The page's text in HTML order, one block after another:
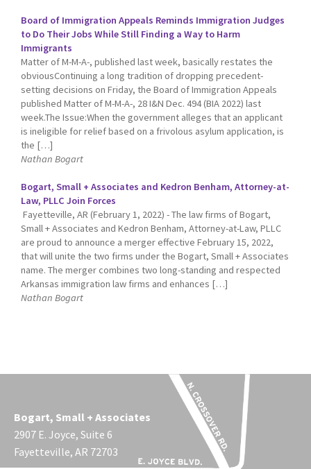
Board of Immigration Appeals Reminds Immigration Judges
to Do Their Jobs While Still Finding a Way to Harm
Immigrants
Matter of M-M-A-, published last week, basically restates the
obviousContinuing a long tradition of dropping precedent-
setting decisions on Friday, the Board of Immigration Appeals
published Matter of M-M-A-, 28 I&N Dec. 494 (BIA 2022) last
week.The Issue:When the government alleges that an applicant
is ineligible for relief based on a frivolous asylum application, is
the […]
Nathan Bogart
Bogart, Small + Associates and Kedron Benham, Attorney-at-
Law, PLLC Join Forces
Fayetteville, AR (February 1, 2022) - The law firms of Bogart,
Small + Associates and Kedron Benham, Attorney-at-Law, PLLC
are proud to announce a merger effective February 15, 2022,
that will unite the two firms under the Bogart, Small + Associates
name. The merger combines two long-standing and respected
Arkansas immigration law firms and enhances […]
Nathan Bogart
Bogart, Small + Associates
2907 E. Joyce, Suite 6
Fayetteville, AR 72703